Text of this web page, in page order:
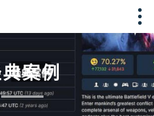
案例